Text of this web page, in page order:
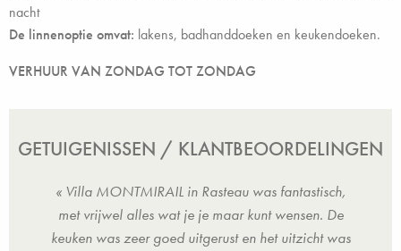
nacht
De linnenoptie omvat: lakens, badhanddoeken en keukendoeken.
VERHUUR VAN ZONDAG TOT ZONDAG
GETUIGENISSEN / KLANTBEOORDELINGEN
« Villa MONTMIRAIL in Rasteau was fantastisch,
met vrijwel alles wat je je maar kunt wensen. De
keuken was zeer goed uitgerust en het uitzicht was